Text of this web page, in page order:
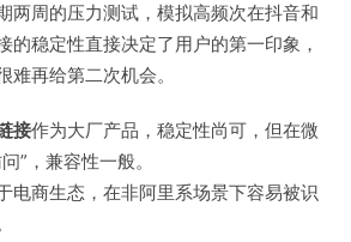
两周的压力测试，模拟高频次在抖音和
的稳定性直接决定了用户的第一印象，
再给第二次机会。
接作为大厂产品，稳定性尚可，但在微
”，兼容性一般。
电商生态，在非阿里系场景下容易被识